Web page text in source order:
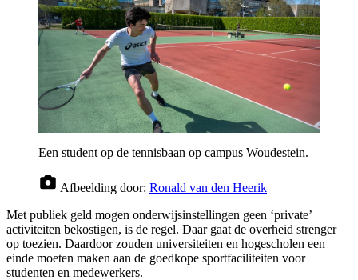
Een student op de tennisbaan op campus Woudestein.
Afbeelding door: Ronald van den Heerik
Met publiek geld mogen onderwijsinstellingen geen ‘private’
activiteiten bekostigen, is de regel. Daar gaat de overheid strenger
op toezien. Daardoor zouden universiteiten en hogescholen een
einde moeten maken aan de goedkope sportfaciliteiten voor
studenten en medewerkers.